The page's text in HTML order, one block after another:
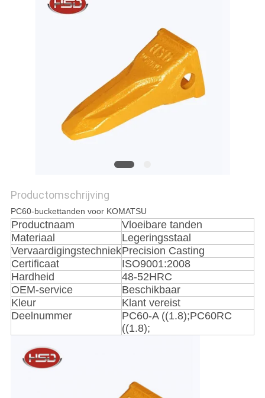
Productomschrijving
PC60-buckettanden voor KOMATSU
Productnaam
Vloeibare tanden
Materiaal
Legeringsstaal
VervaardigingstechniekPrecision Casting
Certificaat
ISO9001:2008
Hardheid
48-52HRC
OEM-service
Beschikbaar
Kleur
Klant vereist
Deelnummer
PC60-A ((1.8);PC60RC
((1.8);